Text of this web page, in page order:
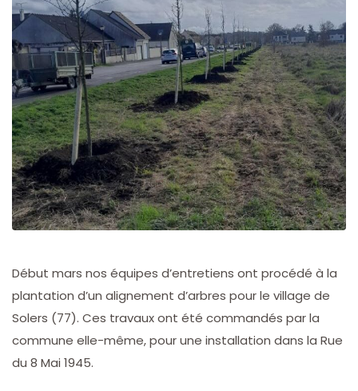
Début mars nos équipes d’entretiens ont procédé à la
plantation d’un alignement d’arbres pour le village de
Solers (77). Ces travaux ont été commandés par la
commune elle-même, pour une installation dans la Rue
du 8 Mai 1945.